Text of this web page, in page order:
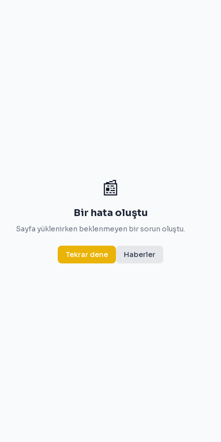
📰
Bir hata oluştu
Sayfa yüklenirken beklenmeyen bir sorun oluştu.
Tekrar dene Haberler